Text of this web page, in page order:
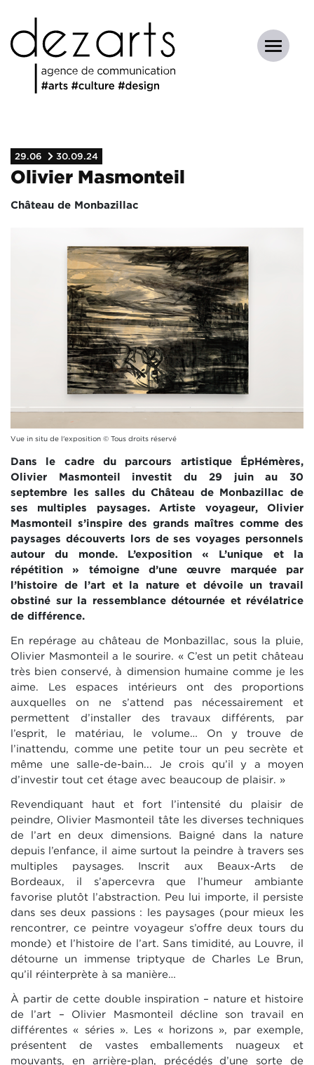
29.06 30.09.24
Olivier Masmonteil
Château de Monbazillac
Vue in situ de l'exposition © Tous droits réservé
Dans le cadre du parcours artistique ÉpHémères,
Olivier Masmonteil investit du 29 juin au 30
septembre les salles du Château de Monbazillac de
ses multiples paysages. Artiste voyageur, Olivier
Masmonteil s’inspire des grands maîtres comme des
paysages découverts lors de ses voyages personnels
autour du monde. L’exposition « L’unique et la
répétition » témoigne d’une œuvre marquée par
l’histoire de l’art et la nature et dévoile un travail
obstiné sur la ressemblance détournée et révélatrice
de différence.
En repérage au château de Monbazillac, sous la pluie,
Olivier Masmonteil a le sourire. « C’est un petit château
très bien conservé, à dimension humaine comme je les
aime. Les espaces intérieurs ont des proportions
auxquelles on ne s’attend pas nécessairement et
permettent d’installer des travaux différents, par
l’esprit, le matériau, le volume… On y trouve de
l’inattendu, comme une petite tour un peu secrète et
même une salle-de-bain... Je crois qu’il y a moyen
d’investir tout cet étage avec beaucoup de plaisir. »
Revendiquant haut et fort l’intensité du plaisir de
peindre, Olivier Masmonteil tâte les diverses techniques
de l’art en deux dimensions. Baigné dans la nature
depuis l’enfance, il aime surtout la peindre à travers ses
multiples paysages. Inscrit aux Beaux-Arts de
Bordeaux, il s’apercevra que l’humeur ambiante
favorise plutôt l’abstraction. Peu lui importe, il persiste
dans ses deux passions : les paysages (pour mieux les
rencontrer, ce peintre voyageur s’offre deux tours du
monde) et l’histoire de l’art. Sans timidité, au Louvre, il
détourne un immense triptyque de Charles Le Brun,
qu’il réinterprète à sa manière…
À partir de cette double inspiration – nature et histoire
de l’art – Olivier Masmonteil décline son travail en
différentes « séries ». Les « horizons », par exemple,
présentent de vastes emballements nuageux et
mouvants, en arrière-plan, précédés d’une sorte de